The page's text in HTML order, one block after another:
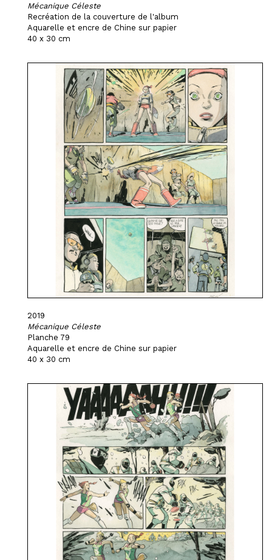
Mécanique Céleste
Recréation de la couverture de l'album
Aquarelle et encre de Chine sur papier
40 x 30 cm
2019
Mécanique Céleste
Planche 79
Aquarelle et encre de Chine sur papier
40 x 30 cm